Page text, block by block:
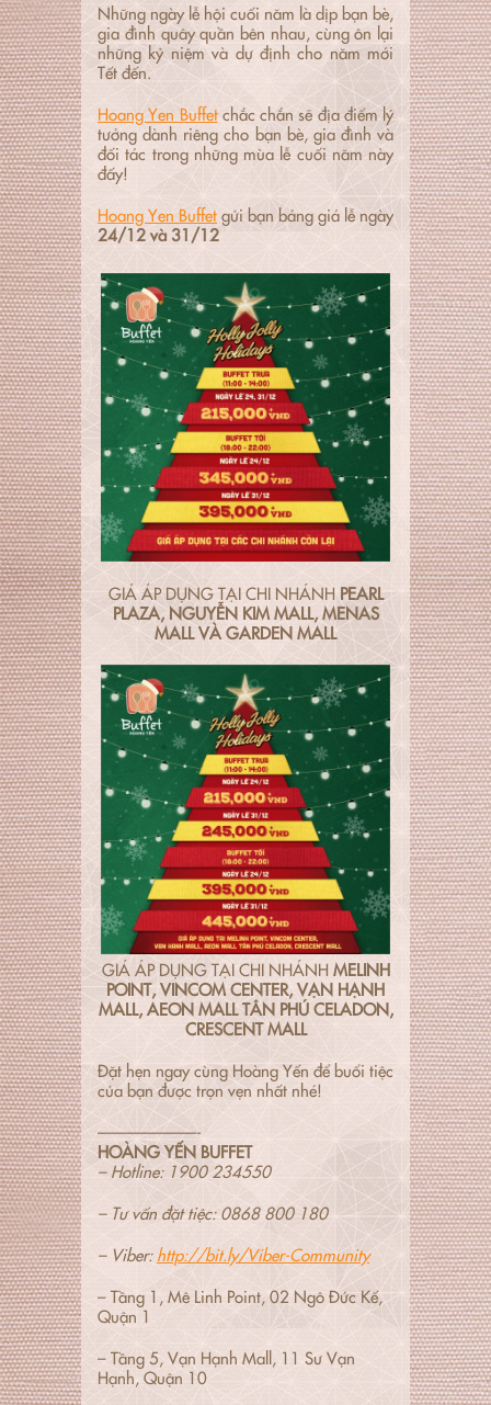
Những ngày lễ hội cuối năm là dịp bạn bè,
gia đình quây quần bên nhau, cùng ôn lại
những kỷ niệm và dự định cho năm mới
Tết đến.
Hoang Yen Buffetchắc chắn sẽ địa điểm lý
tưởng dành riêng cho bạn bè, gia đình và
đối tác trong những mùa lễ cuối năm này
đấy!
Hoang Yen Buffetgửi bạn bảng giá lễ ngày
24/12 và 31/12
GIÁ ÁP DỤNG TẠI CHI NHÁNH PEARL
PLAZA, NGUYỄN KIM MALL, MENAS
MALL VÀ GARDEN MALL
GIÁ ÁP DỤNG TẠI CHI NHÁNHMELINH
POINT, VINCOM CENTER, VẠN HẠNH
MALL, AEON MALL TÂN PHÚ CELADON,
CRESCENT MALL
Đặt hẹn ngay cùng Hoàng Yến để buổi tiệc
của bạn được trọn vẹn nhất nhé!
——————-
HOÀNG YẾN BUFFET
– Hotline: 1900 234550
–Tư vấn đặt tiệc: 0868 800 180
–Viber:http://bit.ly/Viber-Community
– Tầng 1, Mê Linh Point, 02 Ngô Đức Kế,
Quận 1
– Tầng 5, Vạn Hạnh Mall, 11 Sư Vạn
Hạnh, Quận 10